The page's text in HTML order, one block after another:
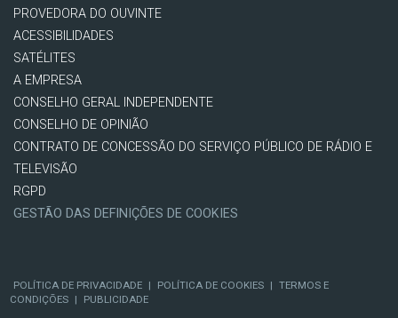
PROVEDORA DO OUVINTE
ACESSIBILIDADES
SATÉLITES
A EMPRESA
CONSELHO GERAL INDEPENDENTE
CONSELHO DE OPINIÃO
CONTRATO DE CONCESSÃO DO SERVIÇO PÚBLICO DE RÁDIO E
TELEVISÃO
RGPD
GESTÃO DAS DEFINIÇÕES DE COOKIES
POLÍTICA DE PRIVACIDADE | POLÍTICA DE COOKIES | TERMOS E
CONDIÇÕES |
PUBLICIDADE